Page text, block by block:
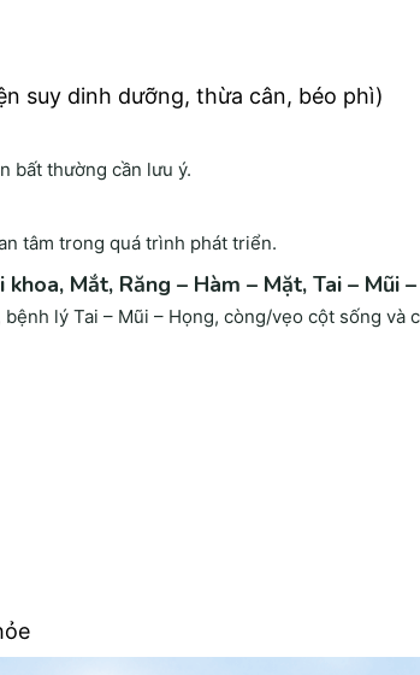
quan trọng trong quy trình khám chữa bệnh, nó
các dụng cụ như: máy đo huyết áp, bàn cân, ống
chiều cao và cân nặng. Các chỉ số này giúp
tim mạch, thiếu dinh dưỡng hoặc béo phì.
suy dinh dưỡng, thừa cân, béo phì)
bất thường cần lưu ý.
tâm trong quá trình phát triển.
khoa, Mắt, Răng – Hàm – Mặt, Tai – Mũi
lý Tai – Mũi – Họng, còng/vẹo cột sống và